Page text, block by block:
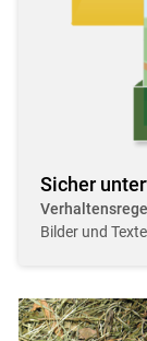
Sicher
Bilder und